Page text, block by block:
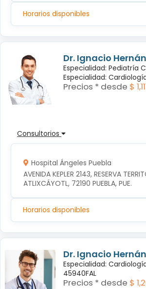
Horarios disponibles
Dr. Ignacio
Especialidad: Pediatría
Especialidad: Cardiología
Precios * desde $
Consultorios
Hospital Ángeles Puebla
AVENIDA KEPLER 2143, RESERVA
ATLIXCÁYOTL, 72190 PUEBLA, PUE.
Horarios disponibles
Dr. Ignacio
Especialidad:
45940FAL
Precios * desde $